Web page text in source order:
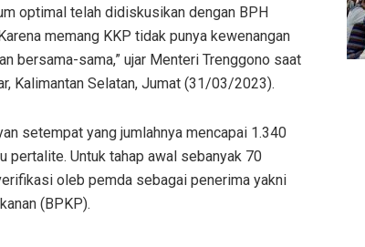
optimal telah didiskusikan dengan BPH
memang KKP tidak punya kewenangan
bersama-sama,” ujar Menteri Trenggono saat
Kalimantan Selatan, Jumat (31/03/2023).
setempat yang jumlahnya mencapai 1.340
pertalite. Untuk tahap awal sebanyak 70
oleb pemda sebagai penerima yakni
(BPKP).